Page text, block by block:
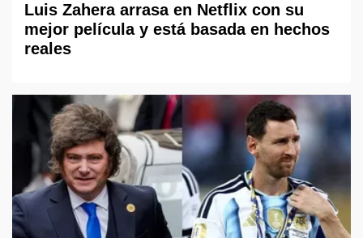
Luis Zahera arrasa en Netflix con su
mejor película y está basada en hechos
reales